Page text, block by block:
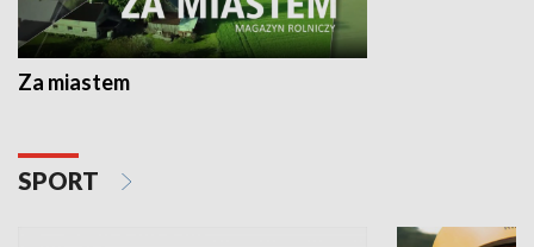
Za miastem
SPORT